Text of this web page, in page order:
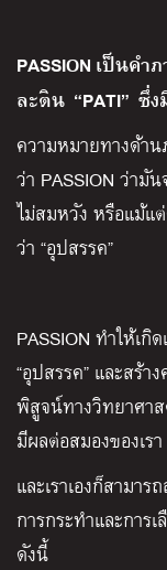
PASSION เป็นค
ละติน “PATI” ซึ่ง
ความหมายทางด้าน
ว่า PASSION ว่ามั
ไม่สมหวัง หรือแม้แ
ว่า “อุปสรรค”
PASSION ทำให้เ
“อุปสรรค” และสร้า
พิสูจน์ทางวิทยาศา
มีผลต่อสมองของเรา
และเราเองก็สามา
การกระทำและการ
ดังนี้